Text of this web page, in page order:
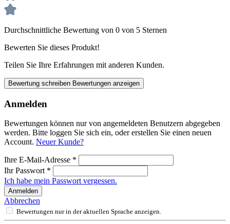
Durchschnittliche Bewertung von 0 von 5 Sternen
Bewerten Sie dieses Produkt!
Teilen Sie Ihre Erfahrungen mit anderen Kunden.
Bewertung schreiben Bewertungen anzeigen
Anmelden
Bewertungen können nur von angemeldeten Benutzern abgegeben
werden. Bitte loggen Sie sich ein, oder erstellen Sie einen neuen
Account. Neuer Kunde?
Ihre E-Mail-Adresse *
Ihr Passwort *
Ich habe mein Passwort vergessen.
Anmelden
Abbrechen
Bewertungen nur in der aktuellen Sprache anzeigen.